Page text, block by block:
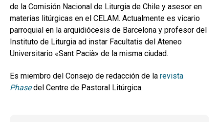
de la Comisión Nacional de Liturgia de Chile y asesor en
materias litúrgicas en el CELAM. Actualmente es vicario
parroquial en la arquidiócesis de Barcelona y profesor del
Instituto de Liturgia ad instar Facultatis del Ateneo
Universitario «Sant Pacià» de la misma ciudad.
Es miembro del Consejo de redacción de la revista
Phasedel Centre de Pastoral Litúrgica.